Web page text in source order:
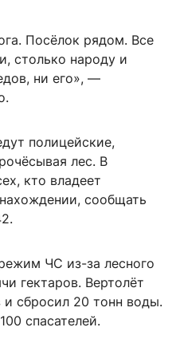
Посёлок рядом. Все
столько народу и
ни его», —
полицейские,
лес. В
кто владеет
сообщать
ЧС из-за лесного
гектаров. Вертолёт
сбросил 20 тонн воды.
спасателей.